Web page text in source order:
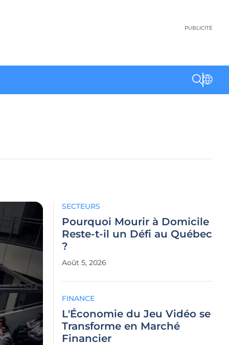
PUBLICITÉ
SECTEURS
Pourquoi Mourir à Domicile
Reste-t-il un Défi au Québec
?
Août 5, 2026
FINANCE
L'Économie du Jeu Vidéo se
Transforme en Marché
Financier